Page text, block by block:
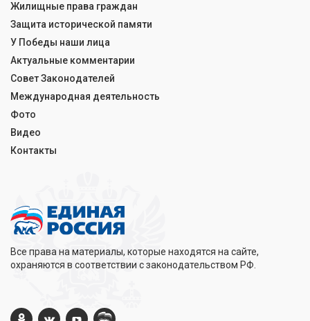
Все права на материалы, которые находятся на сайте,
охраняются в соответствии с законодательством РФ.
Жилищные права граждан
Защита исторической памяти
У Победы наши лица
Актуальные комментарии
Совет Законодателей
Международная деятельность
Фото
Видео
Контакты